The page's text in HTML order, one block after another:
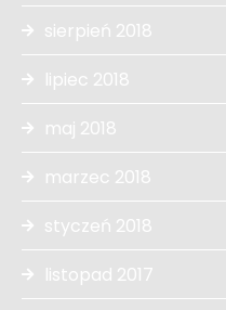
sierpień 2018
lipiec 2018
maj 2018
marzec 2018
styczeń 2018
listopad 2017